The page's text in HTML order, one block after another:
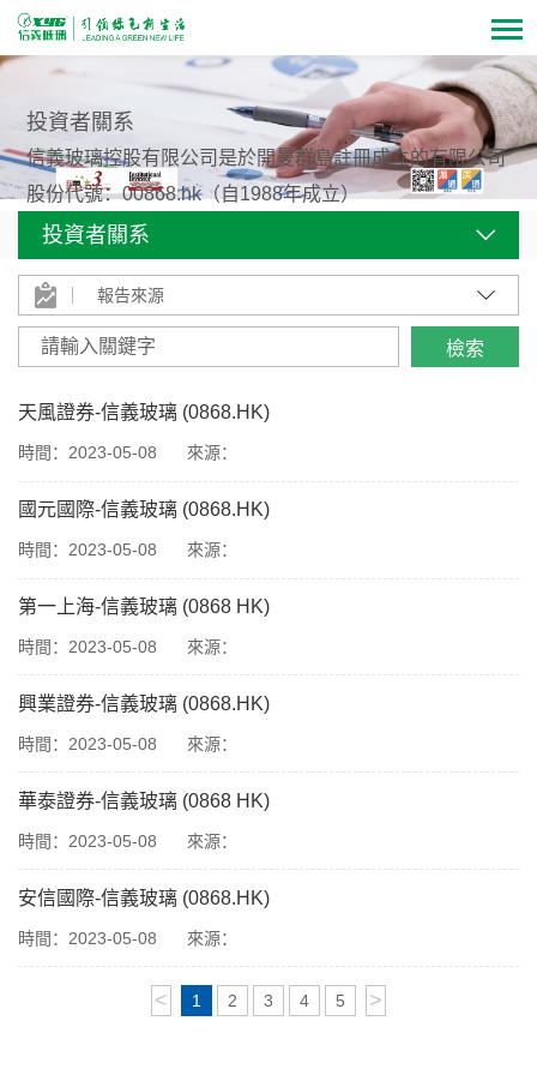
投資者關系
信義玻璃控股有限公司是於開曼群島註冊成立的有限公司
股份代號：00868.hk（自1988年成立）
投資者關系
報告來源
天風證券-信義玻璃 (0868.HK)
時間：2023-05-08 來源：
國元國際-信義玻璃 (0868.HK)
時間：2023-05-08 來源：
第一上海-信義玻璃 (0868 HK)
時間：2023-05-08 來源：
興業證券-信義玻璃 (0868.HK)
時間：2023-05-08 來源：
華泰證券-信義玻璃 (0868 HK)
時間：2023-05-08 來源：
安信國際-信義玻璃 (0868.HK)
時間：2023-05-08 來源：
< 1 2 3 4 5 >